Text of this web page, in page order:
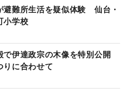
避難所生活を疑似体験 仙台・
小学校
で伊達政宗の木像を特別公開
りに合わせて